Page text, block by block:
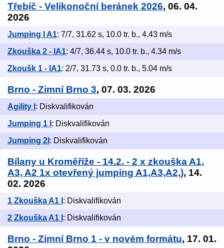
Třebíč - Velikonoční beránek 2026, 06. 04.
2026
Jumping I A1: 7/7, 31.62 s, 10.0 tr. b., 4.43 m/s
Zkouška 2 - IA1: 4/7, 36.44 s, 10.0 tr. b., 4.34 m/s
Zkoušk 1 - IA1: 2/7, 31.73 s, 0.0 tr. b., 5.04 m/s
Brno - Zimní Brno 3, 07. 03. 2026
Agility I : Diskvalifikován
Jumping 1 I : Diskvalifikován
Jumping 2I : Diskvalifikován
Bílany u Kroměříže - 14.2. - 2 x zkouška A1,
A3, A2 1x otevřený jumping A1,A3,A2,), 14.
02. 2026
1 Zkouška A1 I : Diskvalifikován
2 Zkouška A1 I : Diskvalifikován
Brno - Zimní Brno 1 - v novém formátu, 17. 01.